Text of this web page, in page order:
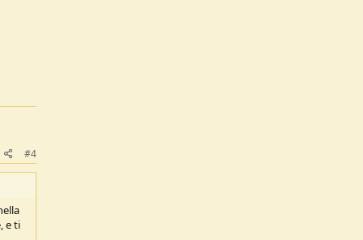
#4
e ti